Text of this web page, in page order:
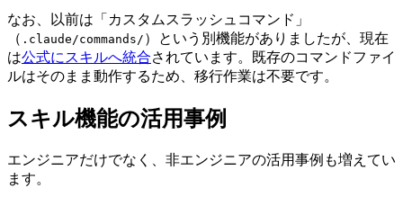
なお、以前は「カスタムスラッシュコマンド」
（ .claude/commands/ ）という別機能がありましたが、現在
は公式にスキルへ統合されています。既存のコマンドファイ
ルはそのまま動作するため、移行作業は不要です。
スキル機能の活用事例
エンジニアだけでなく、非エンジニアの活用事例も増えてい
ます。